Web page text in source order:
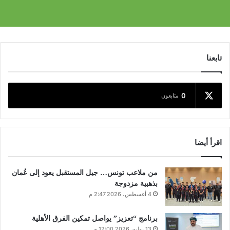
تابعنا
0 متابعون
اقرأ أيضا
من ملاعب تونس… جيل المستقبل يعود إلى عُمان
بذهبية مزدوجة
4 أغسطس، 2026 2:47 م
برنامج “تعزيز” يواصل تمكين الفرق الأهلية